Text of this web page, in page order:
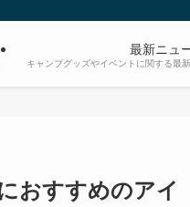
最新ニュ
キャンプグッズやイベントに関する最
おすすめのアイ